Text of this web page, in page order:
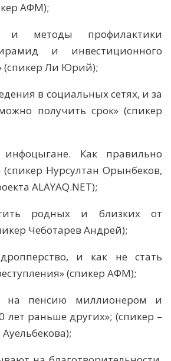
АФМ);
методы профилактики
и инвестиционного
(спикер Ли Юрий);
в социальных сетях, и за
получить срок» (спикер
Как правильно
(спикер Нурсултан Орынбеков,
ALAYAQ.NET);
родных и близких от
Чеботарев Андрей);
и как не стать
(спикер АФМ);
пенсию миллионером и
лет раньше других»; (спикер –